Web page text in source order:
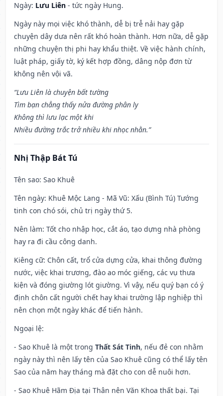
Ngày: Lưu Liên - tức ngày Hung.
Ngày này mọi việc khó thành, dễ bị trễ nải hay gặp
chuyện dây dưa nên rất khó hoàn thành. Hơn nữa, dễ gặp
những chuyện thị phi hay khẩu thiệt. Về việc hành chính,
luật pháp, giấy tờ, ký kết hợp đồng, dâng nộp đơn từ
không nên vội vã.
“Lưu Liên là chuyện bất tường
Tìm bạn chẳng thấy nửa đường phân ly
Không thì lưu lạc một khi
Nhiều đường trắc trở nhiều khi nhọc nhằn.”
Nhị Thập Bát Tú
Tên sao: Sao Khuê
Tên ngày: Khuê Mộc Lang - Mã Vũ: Xấu (Bình Tú) Tướng
tinh con chó sói, chủ trị ngày thứ 5.
Nên làm: Tốt cho nhập học, cắt áo, tạo dựng nhà phòng
hay ra đi cầu công danh.
Kiêng cữ: Chôn cất, trổ cửa dựng cửa, khai thông đường
nước, việc khai trương, đào ao móc giếng, các vụ thưa
kiện và đóng giường lót giường. Vì vậy, nếu quý bạn có ý
định chôn cất người chết hay khai trường lập nghiệp thì
nên chọn một ngày khác để tiến hành.
Ngoại lệ:
- Sao Khuê là một trong Thất Sát Tinh, nếu đẻ con nhằm
ngày này thì nên lấy tên của Sao Khuê cũng có thể lấy tên
Sao của năm hay tháng mà đặt cho con dễ nuôi hơn.
- Sao Khuê Hãm Địa tại Thân nên Văn Khoa thất bại. Tại